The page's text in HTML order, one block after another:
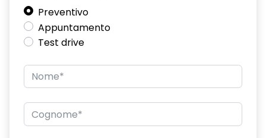
Driver display con schermo TFT da 3,5''
Eco Mode
compatibile 2G/3G o 4G/5G in base al veicolo
Firma luminosa pixelata con fari full LED
HARM03
Preventivo
Appuntamento
Test drive